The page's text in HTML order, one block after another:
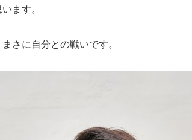
ます。
さに自分との戦いです。